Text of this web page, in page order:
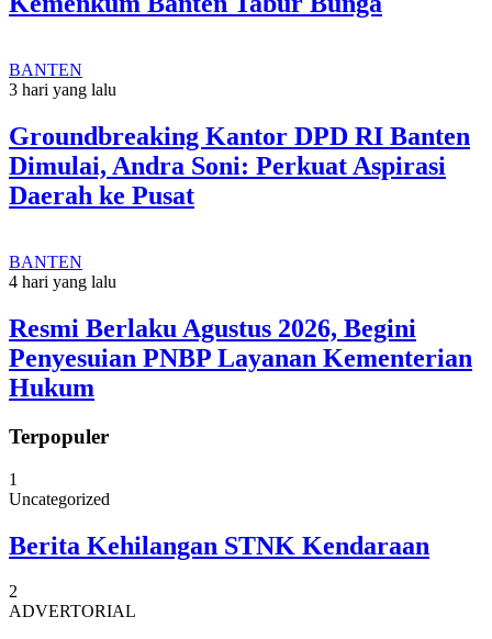
BANTEN
3 hari yang lalu
Groundbreaking Kantor DPD RI Banten
Dimulai, Andra Soni: Perkuat Aspirasi
Daerah ke Pusat
BANTEN
4 hari yang lalu
Resmi Berlaku Agustus 2026, Begini
Penyesuian PNBP Layanan Kementerian
Hukum
Terpopuler
1
Uncategorized
Berita Kehilangan STNK Kendaraan
2
ADVERTORIAL